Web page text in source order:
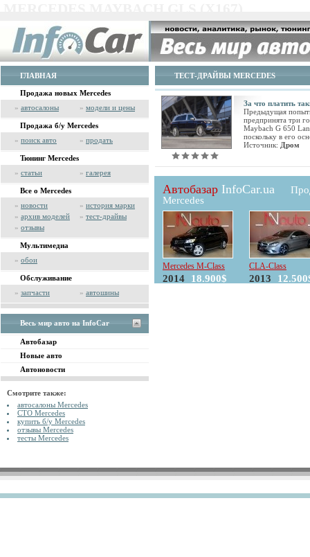
ГЛАВНАЯ
Продажа новых Mercedes
» автосалоны » модели и цены
Продажа б/у Mercedes
» поиск авто » продать
Тюнинг Mercedes
» статьи » галерея
Все о Mercedes
» новости » история марки
» архив моделей » тест-драйвы
» отзывы
Мультимедиа
» обои
Обслуживание
» запчасти » автошины
Весь мир авто на InfoCar
Автобазар
Новые авто
Автоновости
Смотрите также:
автосалоны Mercedes
СТО Mercedes
купить б/у Mercedes
отзывы Mercedes
тесты Mercedes
ТЕСТ-ДРАЙВЫ MERCEDES
За что платить
Предыдущая
предпринята три
Maybach G 650
поскольку в его
Источник: Дром
Автобазар InfoCar.ua
Mercedes
Mercedes M-Class
2014 18.900$
CLA-Class
2013